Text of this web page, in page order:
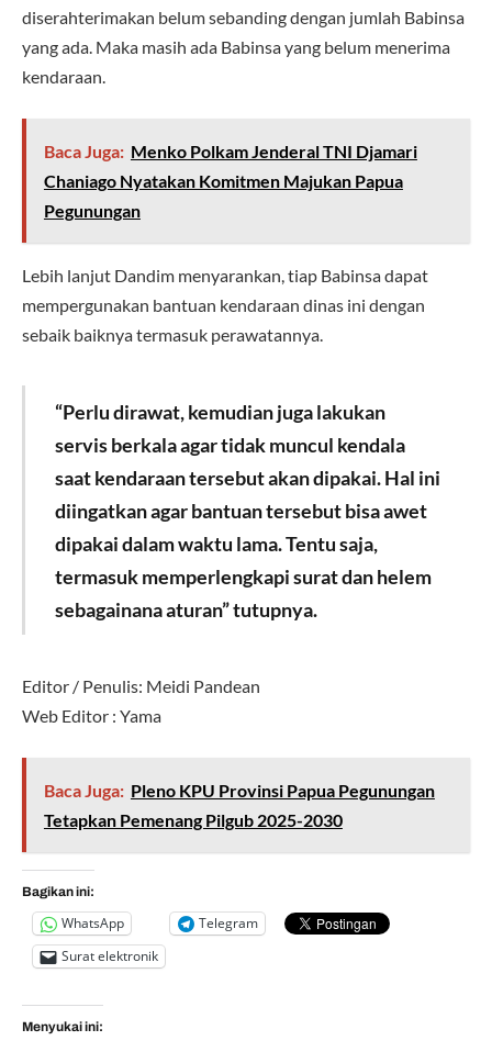
diserahterimakan belum sebanding dengan jumlah Babinsa
yang ada. Maka masih ada Babinsa yang belum menerima
kendaraan.
Baca Juga: Menko Polkam Jenderal TNI Djamari
Chaniago Nyatakan Komitmen Majukan Papua
Pegunungan
Lebih lanjut Dandim menyarankan, tiap Babinsa dapat
mempergunakan bantuan kendaraan dinas ini dengan
sebaik baiknya termasuk perawatannya.
“Perlu dirawat, kemudian juga lakukan
servis berkala agar tidak muncul kendala
saat kendaraan tersebut akan dipakai. Hal ini
diingatkan agar bantuan tersebut bisa awet
dipakai dalam waktu lama. Tentu saja,
termasuk memperlengkapi surat dan helem
sebagainana aturan” tutupnya.
Editor / Penulis: Meidi Pandean
Web Editor : Yama
Baca Juga: Pleno KPU Provinsi Papua Pegunungan
Tetapkan Pemenang Pilgub 2025-2030
Bagikan ini:
WhatsApp
Telegram
Surat elektronik
Menyukai ini: